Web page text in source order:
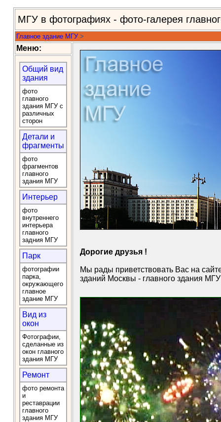
МГУ в фотографиях - фото-галерея
Главное здание МГУ >
Меню:
Дорогие друзья !
Мы рады приветствовать Вас на
зданий Москвы - главного здания
Общий вид
здания
фото
главного
здания МГУ с
различных
сторон
Детали и
фрагменты
фото
фрагментов
главного
здания МГУ
Интерьер
фото
внутреннего
интерьера
главного
задния МГУ
Парк
фотографии
парка,
окружающего
главное
здание МГУ
Вид из
окон
Фотографии,
сделанные из
окон главного
здания МГУ
Ремонт
фото ремонта
и
реставрации
главного
здания МГУ